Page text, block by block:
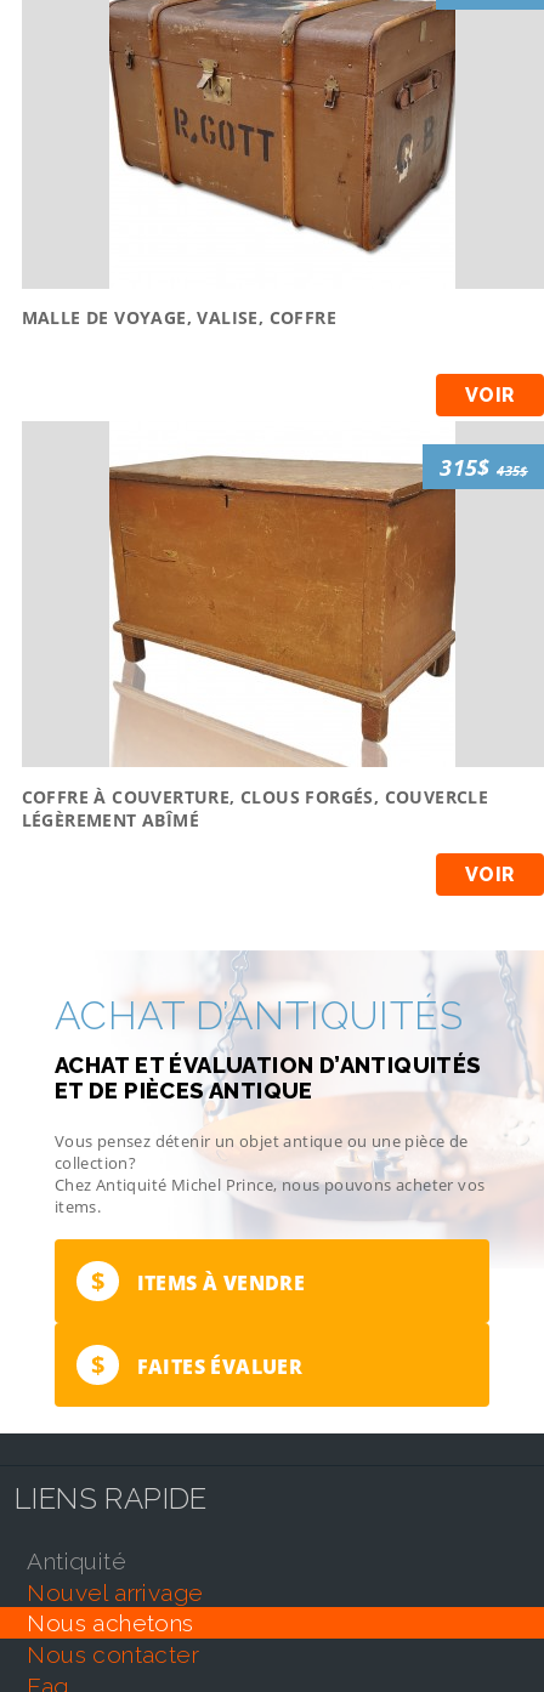
MALLE DE VOYAGE, VALISE, COFFRE
VOIR
COFFRE À COUVERTURE, CLOUS FORGÉS, COUVERCLE
LÉGÈREMENT ABÎMÉ
VOIR
315$435$
ACHAT D’ANTIQUITÉS
ACHAT ET ÉVALUATION D’ANTIQUITÉS
ET DE PIÈCES ANTIQUE
Vous pensez détenir un objet antique ou une pièce de
collection?
Chez Antiquité Michel Prince, nous pouvons acheter vos
items.
$ ITEMS À VENDRE
$ FAITES ÉVALUER
LIENS RAPIDE
antiquité
nouvel arrivage
nous achetons
nous contacter
faq